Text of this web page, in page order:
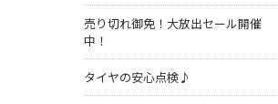
売り切れ御免！大放出セール開催
中！
タイヤの安心点検♪